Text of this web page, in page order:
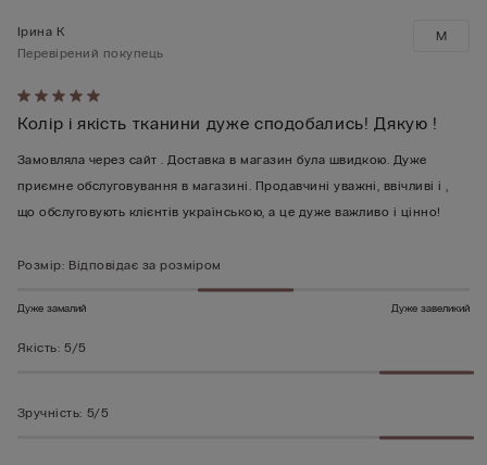
Оцінено
5
з
5
Ірина К
Перевірений покупець
Колір і якість тканини дуже сподобались! Дякую !
Замовляла через сайт . Доставка в магазин була швидкою. Дуже
приємне обслуговування в магазині. Продавчині уважні, ввічливі і ,
що обслуговують клієнтів українською, а це дуже важливо і цінно!
M
Розмір: Відповідає за розміром
Дуже замалий Дуже завеликий
Якість: 5/5
Зручність: 5/5